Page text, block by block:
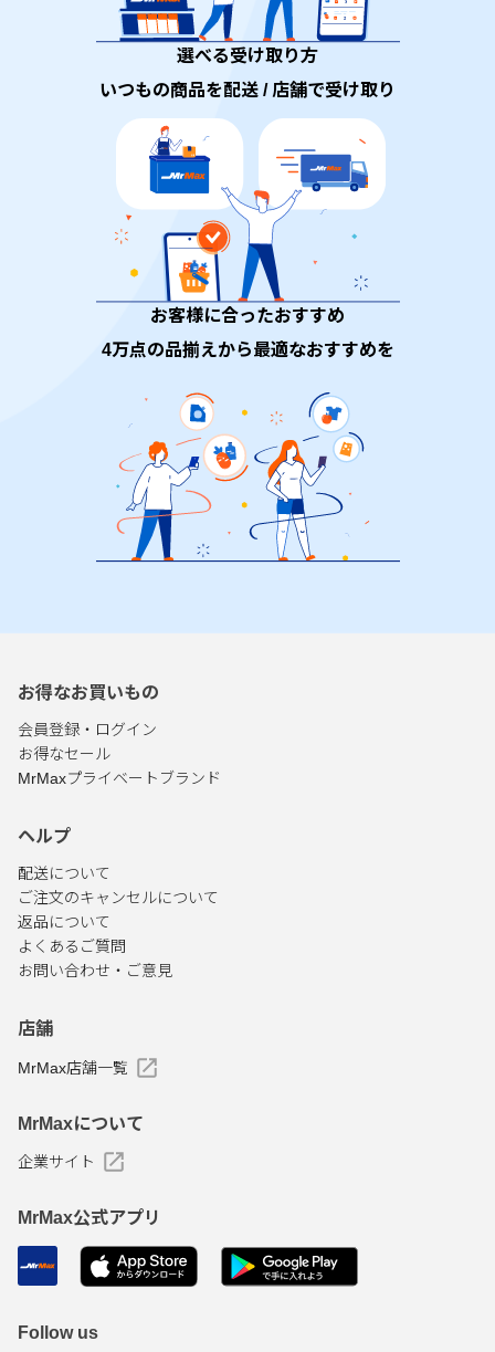
選べる受け取り方
いつもの商品を配送 / 店舗で受け取り
お客様に合ったおすすめ
4万点の品揃えから最適なおすすめを
お得なお買いもの
会員登録・ログイン
お得なセール
MrMaxプライベートブランド
ヘルプ
配送について
ご注文のキャンセルについて
返品について
よくあるご質問
お問い合わせ・ご意見
店舗
MrMax店舗一覧
MrMaxについて
企業サイト
MrMax公式アプリ
Follow us